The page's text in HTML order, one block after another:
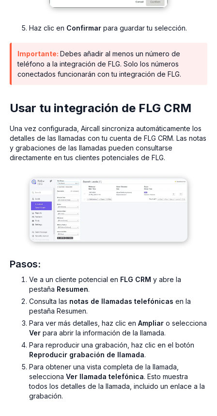
Haz clic en Confirmar para guardar tu selección.
Importante: Debes añadir al menos un número de
teléfono a la integración de FLG. Solo los números
conectados funcionarán con tu integración de FLG.
Usar tu integración de FLG CRM
Una vez configurada, Aircall sincroniza automáticamente los
detalles de las llamadas con tu cuenta de FLG CRM. Las notas
y grabaciones de las llamadas pueden consultarse
directamente en tus clientes potenciales de FLG.
Pasos:
Ve a un cliente potencial en FLG CRM y abre la
pestaña Resumen.
Consulta las notas de llamadas telefónicas en la
pestaña Resumen.
Para ver más detalles, haz clic en Ampliar o selecciona
Ver para abrir la información de la llamada.
Para reproducir una grabación, haz clic en el botón
Reproducir grabación de llamada.
Para obtener una vista completa de la llamada,
selecciona Ver llamada telefónica. Esto muestra
todos los detalles de la llamada, incluido un enlace a la
grabación.